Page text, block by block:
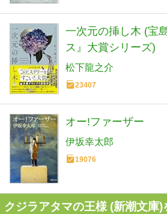
一次元の挿し木 (宝
ス』大賞シリーズ)
松下龍之介
23407
オー!ファーザー
伊坂幸太郎
19076
クジラアタマの王様 (新潮文庫)